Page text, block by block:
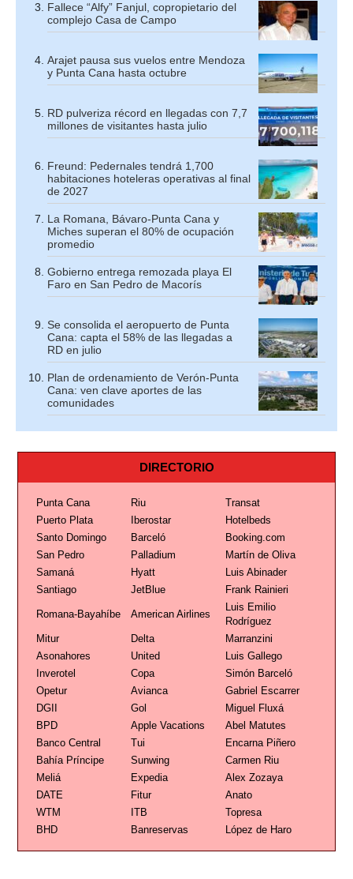
Fallece “Alfy” Fanjul, copropietario del
complejo Casa de Campo
Arajet pausa sus vuelos entre Mendoza
y Punta Cana hasta octubre
RD pulveriza récord en llegadas con 7,7
millones de visitantes hasta julio
Freund: Pedernales tendrá 1,700
habitaciones hoteleras operativas al final
de 2027
La Romana, Bávaro-Punta Cana y
Miches superan el 80% de ocupación
promedio
Gobierno entrega remozada playa El
Faro en San Pedro de Macorís
Se consolida el aeropuerto de Punta
Cana: capta el 58% de las llegadas a
RD en julio
Plan de ordenamiento de Verón-Punta
Cana: ven clave aportes de las
comunidades
DIRECTORIO
Punta Cana Riu
Transat
Puerto Plata
Iberostar
Hotelbeds
Santo Domingo
Barceló
Booking.com
San Pedro
Palladium
Martín de Oliva
Samaná
Hyatt
Luis Abinader
Santiago
JetBlue Frank Rainieri
Romana-Bayahíbe American Airlines
Luis Emilio
Rodríguez
Mitur
Delta
Marranzini
Asonahores
United
Luis Gallego
Inverotel
Copa
Simón Barceló
Opetur
Avianca
Gabriel Escarrer
DGII
Gol
Miguel Fluxá
BPD
Apple Vacations
Abel Matutes
Banco Central
Tui
Encarna Piñero
Bahía Príncipe
Sunwing
Carmen Riu
Meliá
Expedia
Alex Zozaya
DATE
Fitur
Anato
WTM
ITB
Topresa
BHD
Banreservas López de Haro